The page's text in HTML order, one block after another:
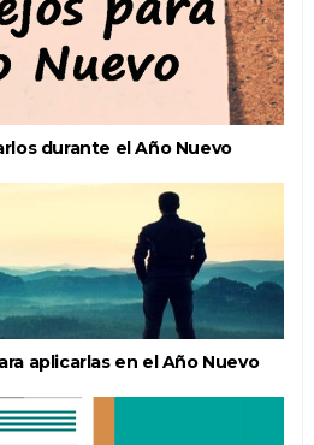
durante el Año Nuevo
aplicarlas en el Año Nuevo